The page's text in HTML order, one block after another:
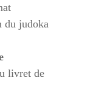
du judoka
livret de